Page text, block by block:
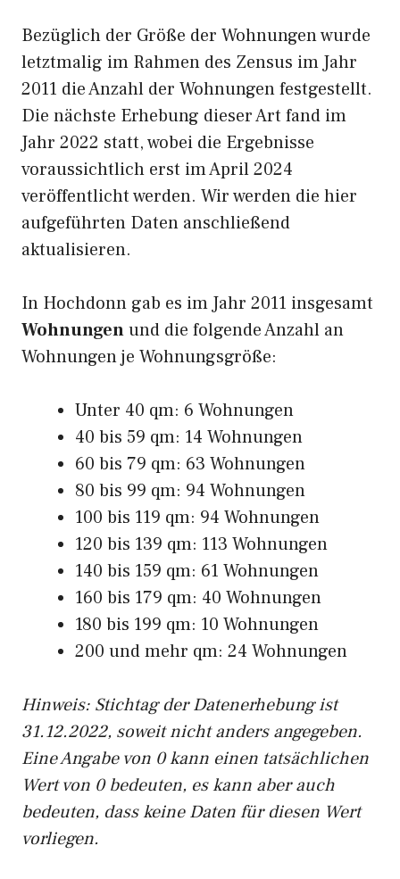
Bezüglich der Größe der Wohnungen wurde
letztmalig im Rahmen des Zensus im Jahr
2011 die Anzahl der Wohnungen festgestellt.
Die nächste Erhebung dieser Art fand im
Jahr 2022 statt, wobei die Ergebnisse
voraussichtlich erst im April 2024
veröffentlicht werden. Wir werden die hier
aufgeführten Daten anschließend
aktualisieren.
In Hochdonn gab es im Jahr 2011 insgesamt
Wohnungenund die folgende Anzahl an
Wohnungen je Wohnungsgröße:
Unter 40 qm: 6 Wohnungen
40 bis 59 qm: 14 Wohnungen
60 bis 79 qm: 63 Wohnungen
80 bis 99 qm: 94 Wohnungen
100 bis 119 qm: 94 Wohnungen
120 bis 139 qm: 113 Wohnungen
140 bis 159 qm: 61 Wohnungen
160 bis 179 qm: 40 Wohnungen
180 bis 199 qm: 10 Wohnungen
200 und mehr qm: 24 Wohnungen
Hinweis: Stichtag der Datenerhebung ist
31.12.2022, soweit nicht anders angegeben.
Eine Angabe von 0 kann einen tatsächlichen
Wert von 0 bedeuten, es kann aber auch
bedeuten, dass keine Daten für diesen Wert
vorliegen.